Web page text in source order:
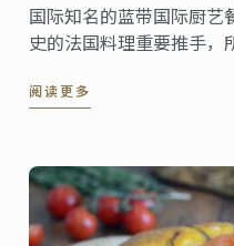
国际知名的蓝带国际厨艺
史的法国料理重要推手，
厨艺餐旅学院为了鼓励更
阅读更多